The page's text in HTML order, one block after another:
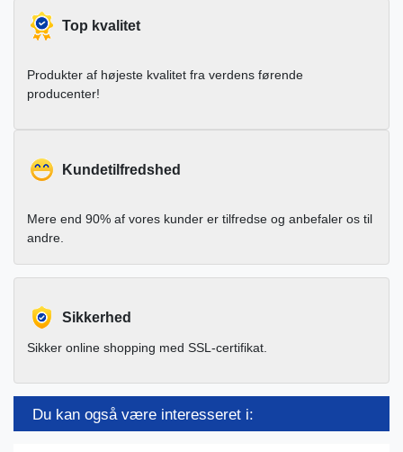
Top kvalitet
Produkter af højeste kvalitet fra verdens førende
producenter!
Kundetilfredshed
Mere end 90% af vores kunder er tilfredse og anbefaler os til
andre.
Sikkerhed
Sikker online shopping med SSL-certifikat.
Du kan også være interesseret i: